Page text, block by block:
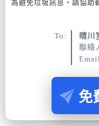
為避免垃圾訊息，請協助
To:
晴川
聯絡
免